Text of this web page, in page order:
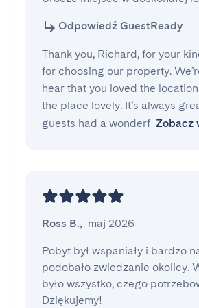
Odpowiedź GuestReady
Thank you, Richard, for your
for choosing our property.
hear that you loved the
the place lovely. It’s always
guests had a wonderf Zobacz
Ross B., maj 2026
Pobyt był wspaniały i bardzo
podobało zwiedzanie okolicy.
było wszystko, czego
Dziękujemy!